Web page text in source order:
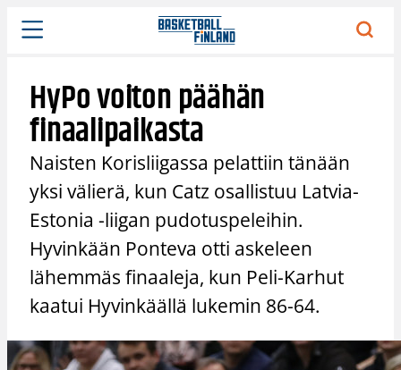
Siirry
sisältöön
HyPo voiton päähän
finaalipaikasta
Naisten Korisliigassa pelattiin tänään
yksi välierä, kun Catz osallistuu Latvia-
Estonia -liigan pudotuspeleihin.
Hyvinkään Ponteva otti askeleen
lähemmäs finaaleja, kun Peli-Karhut
kaatui Hyvinkäällä lukemin 86-64.